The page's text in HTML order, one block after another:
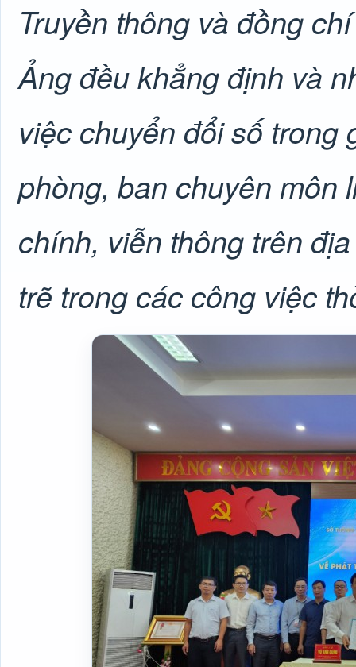
Truyền thông và đồng
Ảng đều khẳng định và
việc chuyển đổi số trong
phòng, ban chuyên môn
chính, viễn thông trên
trẽ trong các công việc